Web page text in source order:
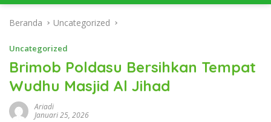
Beranda Uncategorized
Uncategorized
Brimob Poldasu Bersihkan Tempat
Wudhu Masjid Al Jihad
Ariadi
Januari 25, 2026